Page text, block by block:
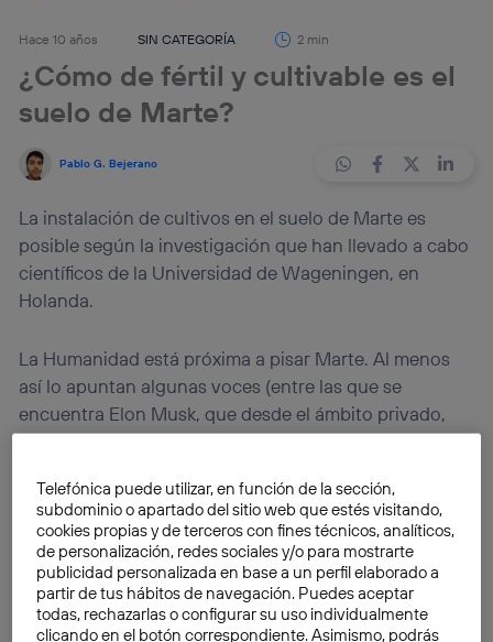
Hace 10 años SIN CATEGORÍA 2 min
¿Cómo de fértil y cultivable es el
suelo de Marte?
Pablo G. Bejerano
La instalación de cultivos en el suelo de Marte es
posible según la investigación que han llevado a cabo
científicos de la Universidad de Wageningen, en
Holanda.
La Humanidad está próxima a pisar Marte. Al menos
así lo apuntan algunas voces (entre las que se
encuentra Elon Musk, que desde el ámbito privado,
encarnado por su empresa SpaceX, ha anunciado que
2025).La NASA ha señalado 2030en el calendario
como la fecha en que el ser humano podrá pisar la
superficie marciana. Y este hito lleva aparejada la
ilusión de poder crear colonias humanas en el planeta
vecino.
Telefónica puede utilizar, en función de la sección,
subdominio o apartado del sitio web que estés visitando,
cookies propias y de terceros con fines técnicos, analíticos,
de personalización, redes sociales y/o para mostrarte
publicidad personalizada en base a un perfil elaborado a
partir de tus hábitos de navegación. Puedes aceptar
todas, rechazarlas o configurar su uso individualmente
clicando en el botón correspondiente. Asimismo, podrás